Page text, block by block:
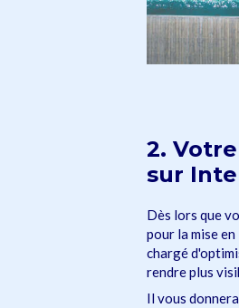
2.
sur
Dès lors que
pour la mise
chargé
rendre plus
Il vous